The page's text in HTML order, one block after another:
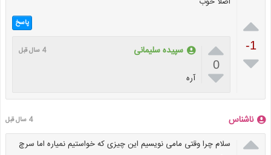

-1

پاسخ

0

سپیده سلیمانی 4 سال قبل
آره
ناشناس 4 سال قبل

سلام چرا وقتی مامی نویسیم این چیزی که خواستیم نمیاره اما سرچ